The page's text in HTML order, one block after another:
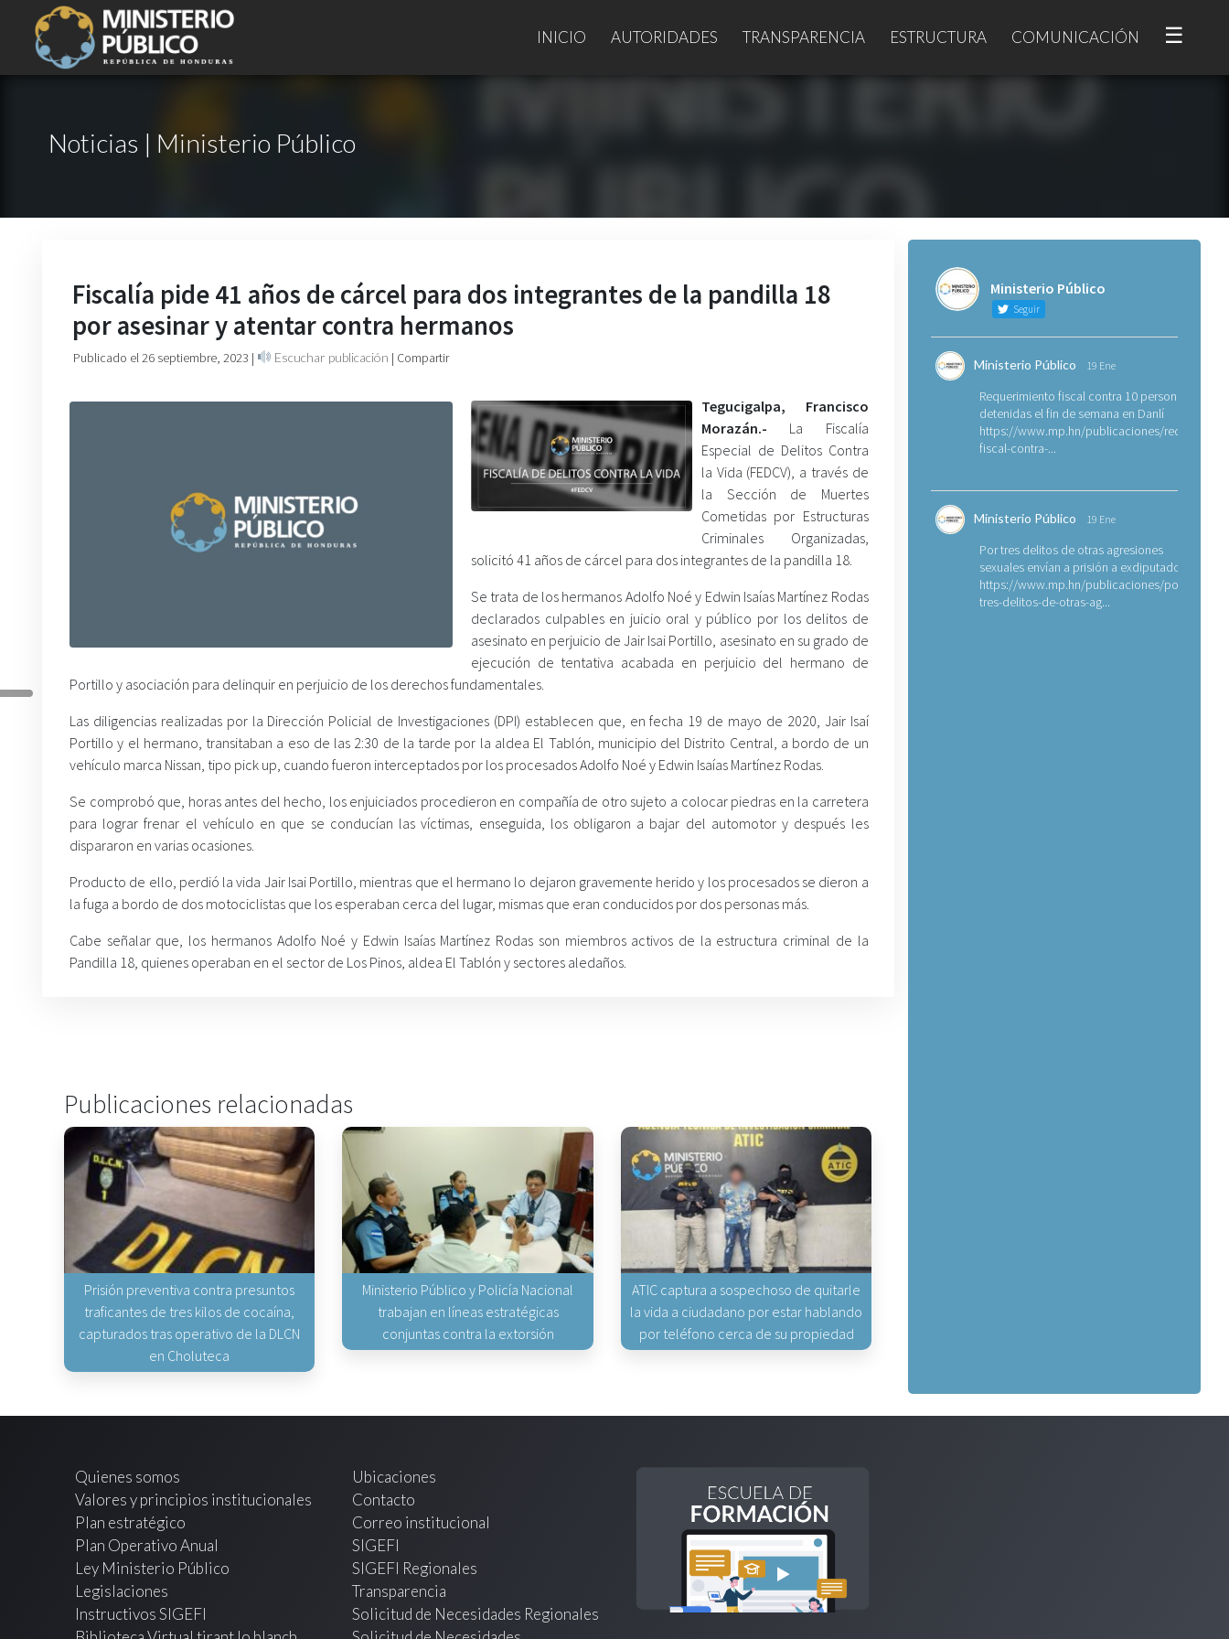
INICIO AUTORIDADES TRANSPARENCIA ESTRUCTURA COMUNICACIÓN ☰
Noticias | Ministerio Público
Fiscalía pide 41 años de cárcel para dos integrantes de la pandilla 18
por asesinar y atentar contra hermanos
Publicado el 26 septiembre, 2023 | Escuchar publicación | Compartir
Tegucigalpa, Francisco
Morazán.- La Fiscalía
Especial de Delitos Contra
la Vida (FEDCV), a través de
la Sección de Muertes
Cometidas por Estructuras
Criminales Organizadas,
solicitó 41 años de cárcel para dos integrantes de la pandilla 18.
Se trata de los hermanos Adolfo Noé y Edwin Isaías Martínez Rodas
declarados culpables en juicio oral y público por los delitos de
asesinato en perjuicio de Jair Isai Portillo, asesinato en su grado de
ejecución de tentativa acabada en perjuicio del hermano de
Portillo y asociación para delinquir en perjuicio de los derechos fundamentales.
Las diligencias realizadas por la Dirección Policial de Investigaciones (DPI) establecen que, en fecha 19 de mayo de 2020, Jair Isaí
Portillo y el hermano, transitaban a eso de las 2:30 de la tarde por la aldea El Tablón, municipio del Distrito Central, a bordo de un
vehículo marca Nissan, tipo pick up, cuando fueron interceptados por los procesados Adolfo Noé y Edwin Isaías Martínez Rodas.
Se comprobó que, horas antes del hecho, los enjuiciados procedieron en compañía de otro sujeto a colocar piedras en la carretera
para lograr frenar el vehículo en que se conducían las víctimas, enseguida, los obligaron a bajar del automotor y después les
dispararon en varias ocasiones.
Producto de ello, perdió la vida Jair Isai Portillo, mientras que el hermano lo dejaron gravemente herido y los procesados se dieron a
la fuga a bordo de dos motociclistas que los esperaban cerca del lugar, mismas que eran conducidos por dos personas más.
Cabe señalar que, los hermanos Adolfo Noé y Edwin Isaías Martínez Rodas son miembros activos de la estructura criminal de la
Pandilla 18, quienes operaban en el sector de Los Pinos, aldea El Tablón y sectores aledaños.
Publicaciones relacionadas
Prisión preventiva contra presuntos
traficantes de tres kilos de cocaína,
capturados tras operativo de la DLCN
en Choluteca
Ministerio Público y Policía Nacional
trabajan en líneas estratégicas
conjuntas contra la extorsión
ATIC captura a sospechoso de quitarle
la vida a ciudadano por estar hablando
por teléfono cerca de su propiedad
Ministerio Público
Seguir
Ministerio Público 19 Ene
Requerimiento fiscal contra 10 personas
detenidas el fin de semana en Danlí
https://www.mp.hn/publicaciones/
fiscal-contra-...
Ministerio Público 19 Ene
Por tres delitos de otras agresiones
sexuales envían a prisión a exdiputado
https://www.mp.hn/publicaciones/por-
tres-delitos-de-otras-ag...
Quienes somos
Valores y principios institucionales
Plan estratégico
Plan Operativo Anual
Ley Ministerio Público
Legislaciones
Instructivos SIGEFI
Ubicaciones
Contacto
Correo institucional
SIGEFI
SIGEFI Regionales
Transparencia
Solicitud de Necesidades Regionales